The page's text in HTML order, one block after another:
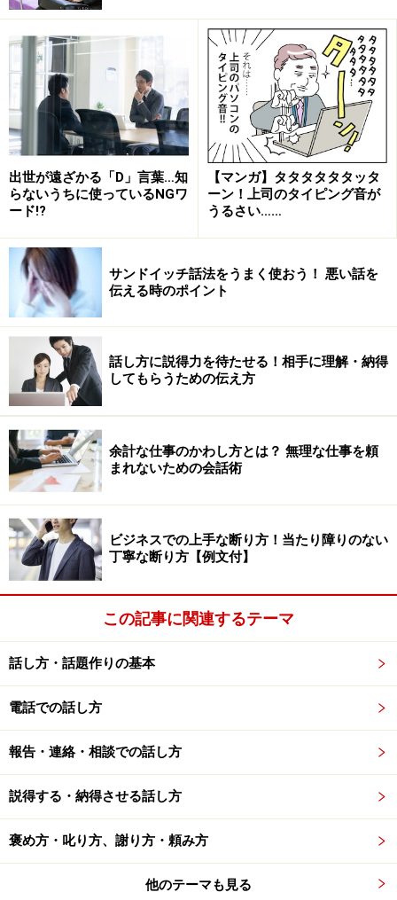
出世が遠ざかる「D」言葉…知
らないうちに使っているNGワ
ード!?
【マンガ】タタタタタタッタ
ーン！上司のタイピング音が
うるさい……
サンドイッチ話法をうまく使おう！ 悪い話を
伝える時のポイント
話し方に説得力を待たせる！相手に理解・納得
してもらうための伝え方
余計な仕事のかわし方とは？ 無理な仕事を頼
まれないための会話術
ビジネスでの上手な断り方！当たり障りのない
丁寧な断り方【例文付】
この記事に関連するテーマ
話し方・話題作りの基本
電話での話し方
報告・連絡・相談での話し方
説得する・納得させる話し方
褒め方・叱り方、謝り方・頼み方
他のテーマも見る